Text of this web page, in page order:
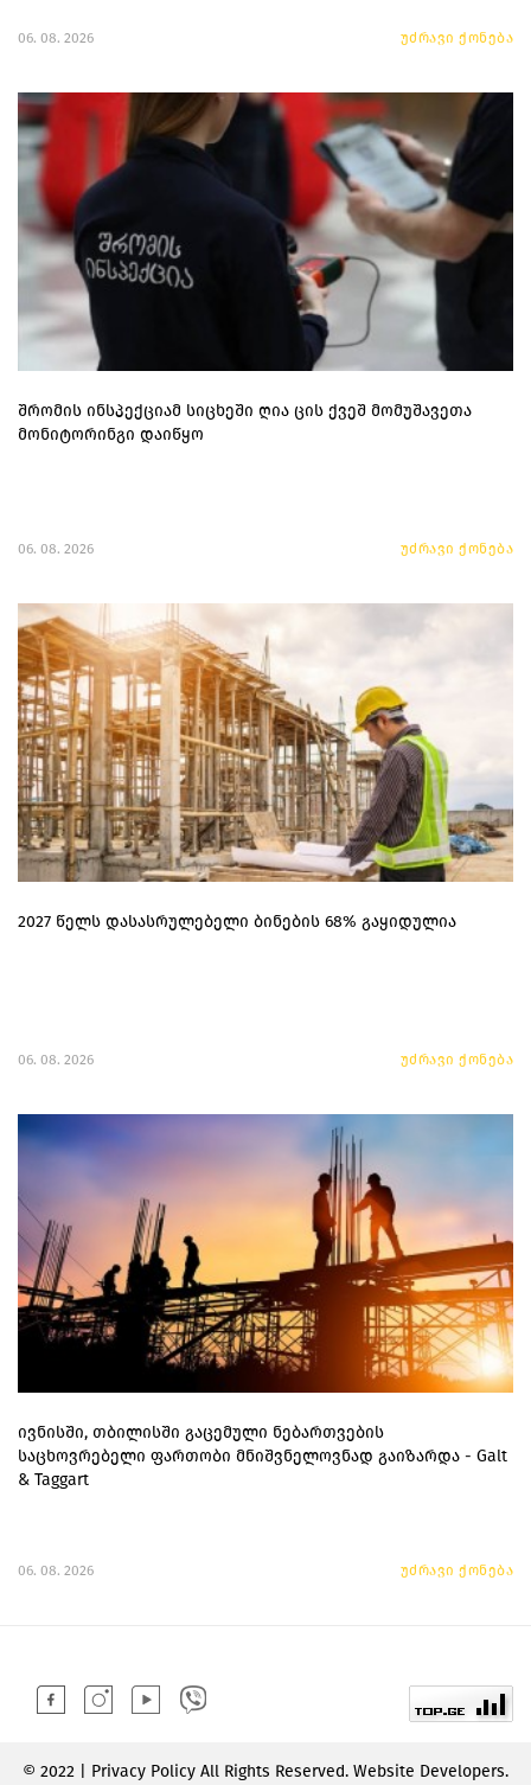
06. 08. 2026 უძრავი ქონება
შრომის ინსპექციამ სიცხეში ღია ცის ქვეშ მომუშავეთა
მონიტორინგი დაიწყო
06. 08. 2026 უძრავი ქონება
2027 წელს დასასრულებელი ბინების 68% გაყიდულია
06. 08. 2026 უძრავი ქონება
ივნისში, თბილისში გაცემული ნებართვების
საცხოვრებელი ფართობი მნიშვნელოვნად გაიზარდა - Galt
& Taggart
06. 08. 2026 უძრავი ქონება
© 2022 | Privacy Policy All Rights Reserved. Website Developers.